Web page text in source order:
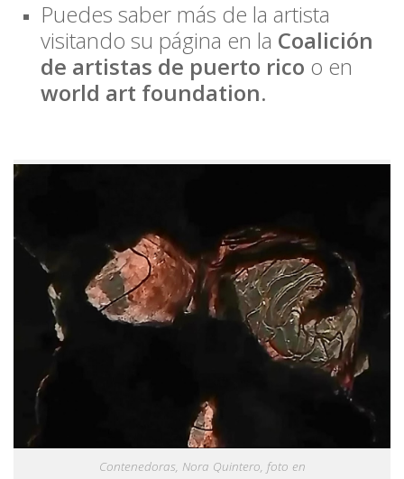
Puedes saber más de la artista
visitando su página en la Coalición
de artistas de puerto rico o en
world art foundation.
Contenedoras, Nora Quintero, foto en